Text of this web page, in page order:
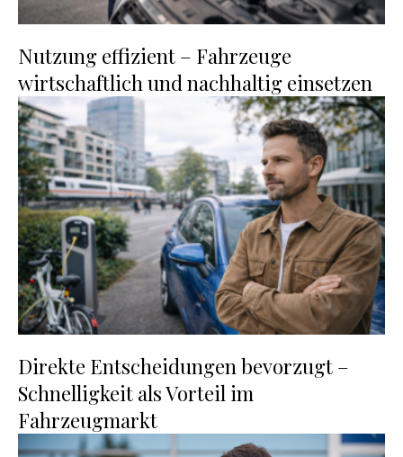
Nutzung effizient – Fahrzeuge
wirtschaftlich und nachhaltig einsetzen
Direkte Entscheidungen bevorzugt –
Schnelligkeit als Vorteil im
Fahrzeugmarkt